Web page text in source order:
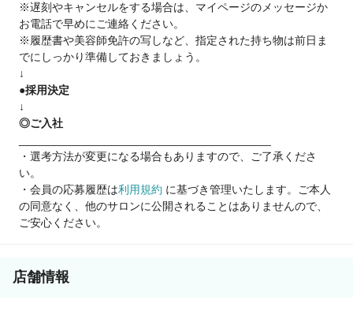
※遅刻やキャンセルをする場合は、マイページのメッセージか
お電話で早めにご連絡ください。
※履歴書や美容師免許の写しなど、指定された持ち物は前日ま
でにしっかり準備しておきましょう。
↓
●採用決定
↓
◎ご入社
・選考方法が変更になる場合もありますので、ご了承くださ
い。
・会員の応募履歴は利用規約 に基づき管理いたします。ご本人
の同意なく、他のサロンに公開されることはありませんので、
ご安心ください。
店舗情報